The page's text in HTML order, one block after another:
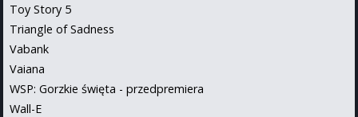
Toy Story 5
Triangle of Sadness
Vabank
Vaiana
WSP: Gorzkie święta - przedpremiera
Wall-E